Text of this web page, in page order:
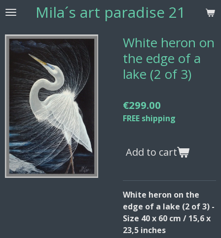
Skip
main
content
Mila´s art paradise 21
White heron on
the edge of a
lake (2 of 3)
€299.00
FREE shipping
Add to cart
White heron on the
edge of a lake (2 of 3) -
Size 40 x 60 cm / 15,6 x
23,5 inches